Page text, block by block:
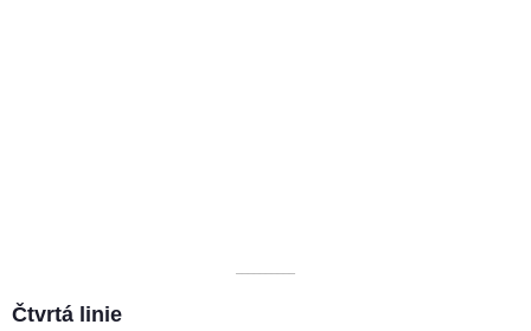
––––––––––
Čtvrtá linie